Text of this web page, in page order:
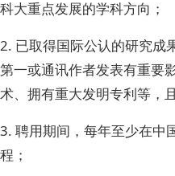
科大重点发展的学科方向；
2. 已取得国际公认的研究成
第一或通讯作者发表有重要
术、拥有重大发明专利等，
3. 聘用期间，每年至少在中
程；